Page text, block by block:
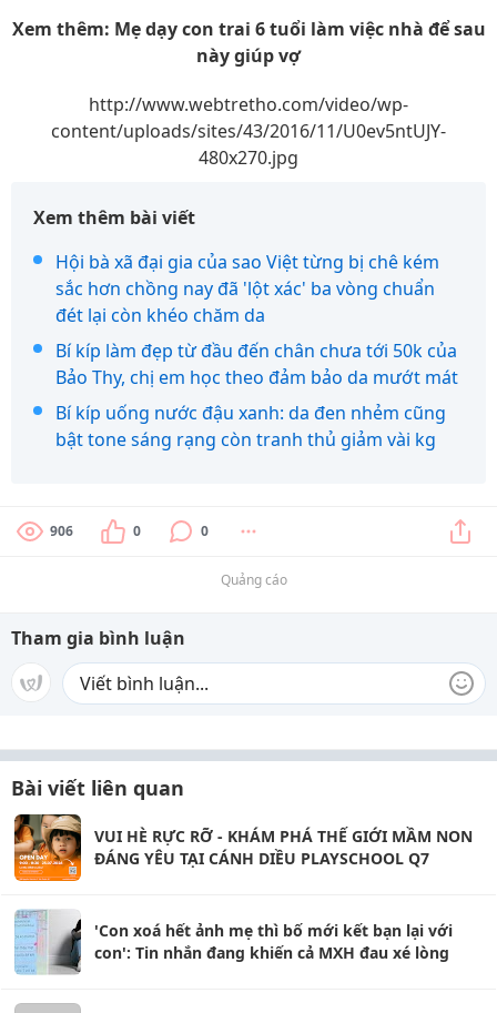
Xem thêm: Mẹ dạy con trai 6 tuổi làm việc nhà để sau
này giúp vợ
http://www.webtretho.com/video/wp-
content/uploads/sites/43/2016/11/U0ev5ntUJY-
480x270.jpg
Xem thêm bài viết
Hội bà xã đại gia của sao Việt từng bị chê kém
sắc hơn chồng nay đã 'lột xác' ba vòng chuẩn
đét lại còn khéo chăm da
Bí kíp làm đẹp từ đầu đến chân chưa tới 50k của
Bảo Thy, chị em học theo đảm bảo da mướt mát
Bí kíp uống nước đậu xanh: da đen nhẻm cũng
bật tone sáng rạng còn tranh thủ giảm vài kg
906 0 0
Quảng cáo
Tham gia bình luận
Bài viết liên quan
VUI HÈ RỰC RỠ - KHÁM PHÁ THẾ GIỚI MẦM NON
ĐÁNG YÊU TẠI CÁNH DIỀU PLAYSCHOOL Q7
'Con xoá hết ảnh mẹ thì bố mới kết bạn lại với
con': Tin nhắn đang khiến cả MXH đau xé lòng